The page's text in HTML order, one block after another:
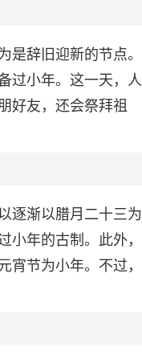
是辞旧迎新的节点。
过小年。这一天，人
好友，还会祭拜祖
逐渐以腊月二十三为
年的古制。此外，
宵节为小年。不过，